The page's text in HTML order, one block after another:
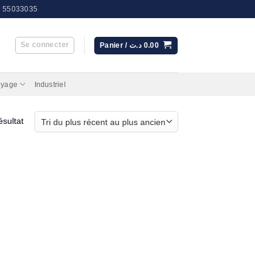
55033035
Se connecter Panier / 0.00 د.ت
Industriel